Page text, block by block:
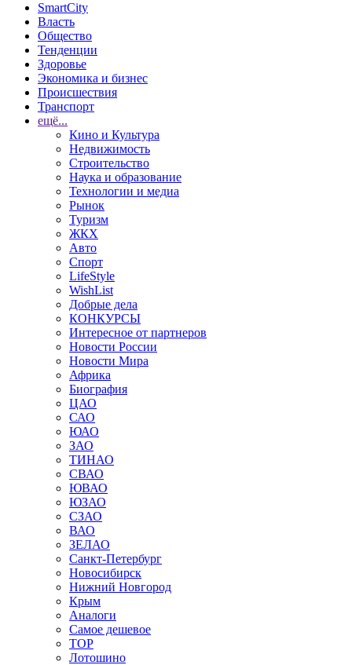
SmartCity
Власть
Общество
Тенденции
Здоровье
Экономика и бизнес
Происшествия
Транспорт
ещё...
Кино и Культура
Недвижимость
Строительство
Наука и образование
Технологии и медиа
Рынок
Туризм
ЖКХ
Авто
Спорт
LifeStyle
WishList
Добрые дела
КОНКУРСЫ
Интересное от партнеров
Новости России
Новости Мира
Африка
Биография
ЦАО
САО
ЮАО
ЗАО
ТИНАО
СВАО
ЮВАО
ЮЗАО
СЗАО
ВАО
ЗЕЛАО
Санкт-Петербург
Новосибирск
Нижний Новгород
Крым
Аналоги
Самое дешевое
TOP
Лотошино